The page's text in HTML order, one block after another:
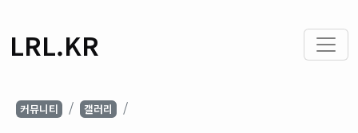
LRL.KR
커뮤니티 갤러리